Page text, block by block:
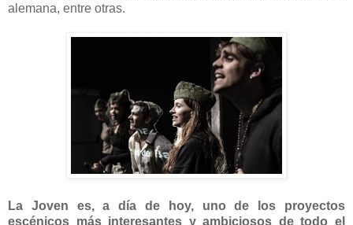
alemana, entre otras.
La Joven es, a día de hoy, uno de los proyectos
escénicos más interesantes y ambiciosos de todo el